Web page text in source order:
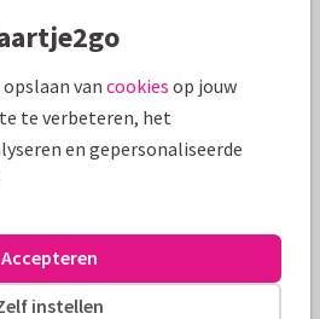
kaart
van cookies op jouw
te verbeteren, het
en gepersonaliseerde
instellen
Accepteren